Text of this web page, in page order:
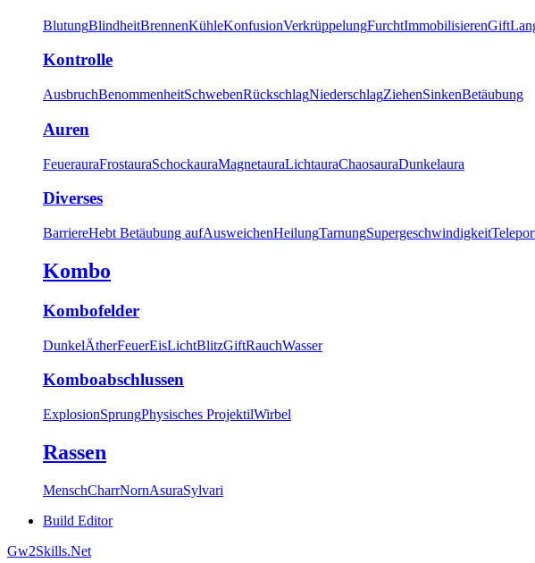
BlutungBlindheitBrennenKühleKonfusionVerkrüppelungFurchtImmobilisierenGift
Kontrolle
AusbruchBenommenheitSchwebenRückschlagNiederschlagZiehenSinkenBetäubung
Auren
FeuerauraFrostauraSchockauraMagnetauraLichtauraChaosauraDunkelaura
Diverses
BarriereHebt Betäubung aufAusweichenHeilungTarnungSupergeschwindigkeit
Kombo
Kombofelder
DunkelÄtherFeuerEisLichtBlitzGiftRauchWasser
Komboabschlussen
ExplosionSprungPhysisches ProjektilWirbel
Rassen
MenschCharrNornAsuraSylvari
Build Editor
Gw2Skills.Net